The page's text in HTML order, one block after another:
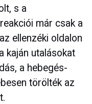
s a
már csak a
ellenzéki oldalon
kaján utalásokat
a hebegés-
törölték az